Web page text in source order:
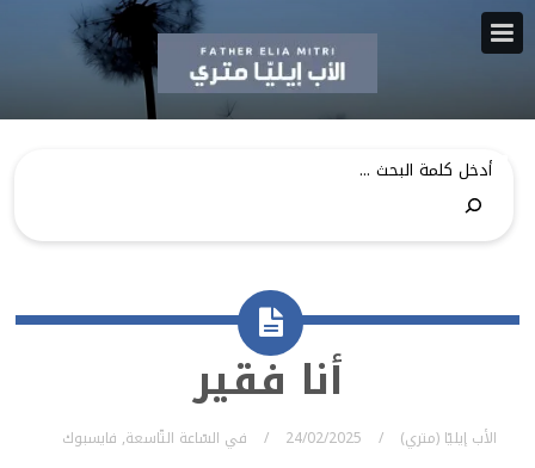
أنا فقير
الأب إيليّا (متري) 24/02/2025 في السّاعة التّاسعة, فايسبوك